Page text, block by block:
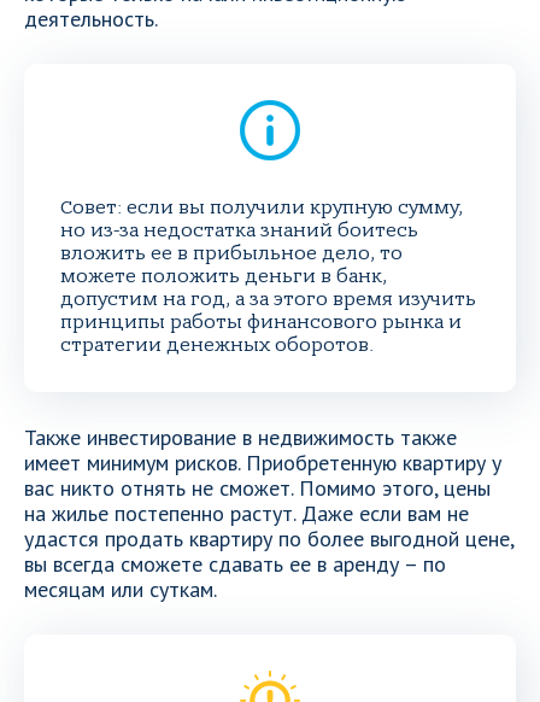
деятельность.
Совет: если вы получили крупную сумму,
но из-за недостатка знаний боитесь
вложить ее в прибыльное дело, то
можете положить деньги в банк,
допустим на год, а за этого время изучить
принципы работы финансового рынка и
стратегии денежных оборотов.
Также инвестирование в недвижимость также
имеет минимум рисков. Приобретенную квартиру у
вас никто отнять не сможет. Помимо этого, цены
на жилье постепенно растут. Даже если вам не
удастся продать квартиру по более выгодной цене,
вы всегда сможете сдавать ее в аренду – по
месяцам или суткам.